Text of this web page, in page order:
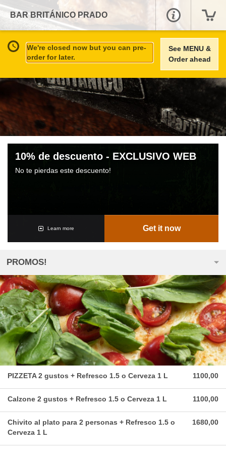
BAR BRITÁNICO PRADO
We're closed now but you can pre-
order for later.
See MENU &
Order ahead
10% de descuento - EXCLUSIVO WEB
No te pierdas este descuento!
Learn more Get it now
PROMOS!
PIZZETA 2 gustos + Refresco 1.5 o Cerveza 1 L 1100,00
Calzone 2 gustos + Refresco 1.5 o Cerveza 1 L 1100,00
Chivito al plato para 2 personas + Refresco 1.5 o
Cerveza 1 L
1680,00